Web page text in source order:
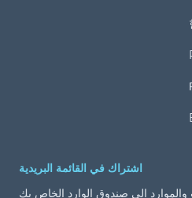
اشتراك في القائمة البريدية
والموارد إلى صندوق الوارد الخاص بك